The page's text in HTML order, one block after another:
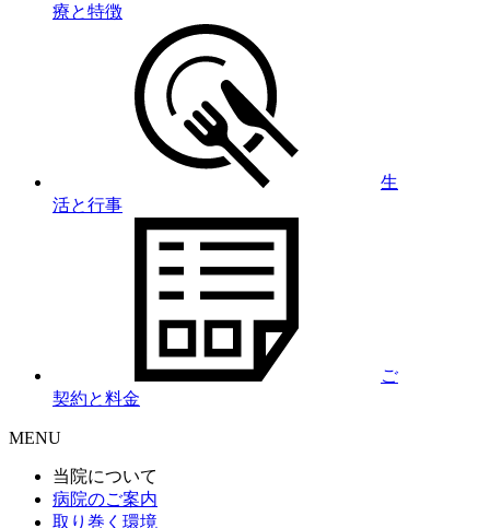
療と特徴
生
活と行事
ご
契約と料金
MENU
当院について
病院のご案内
取り巻く環境